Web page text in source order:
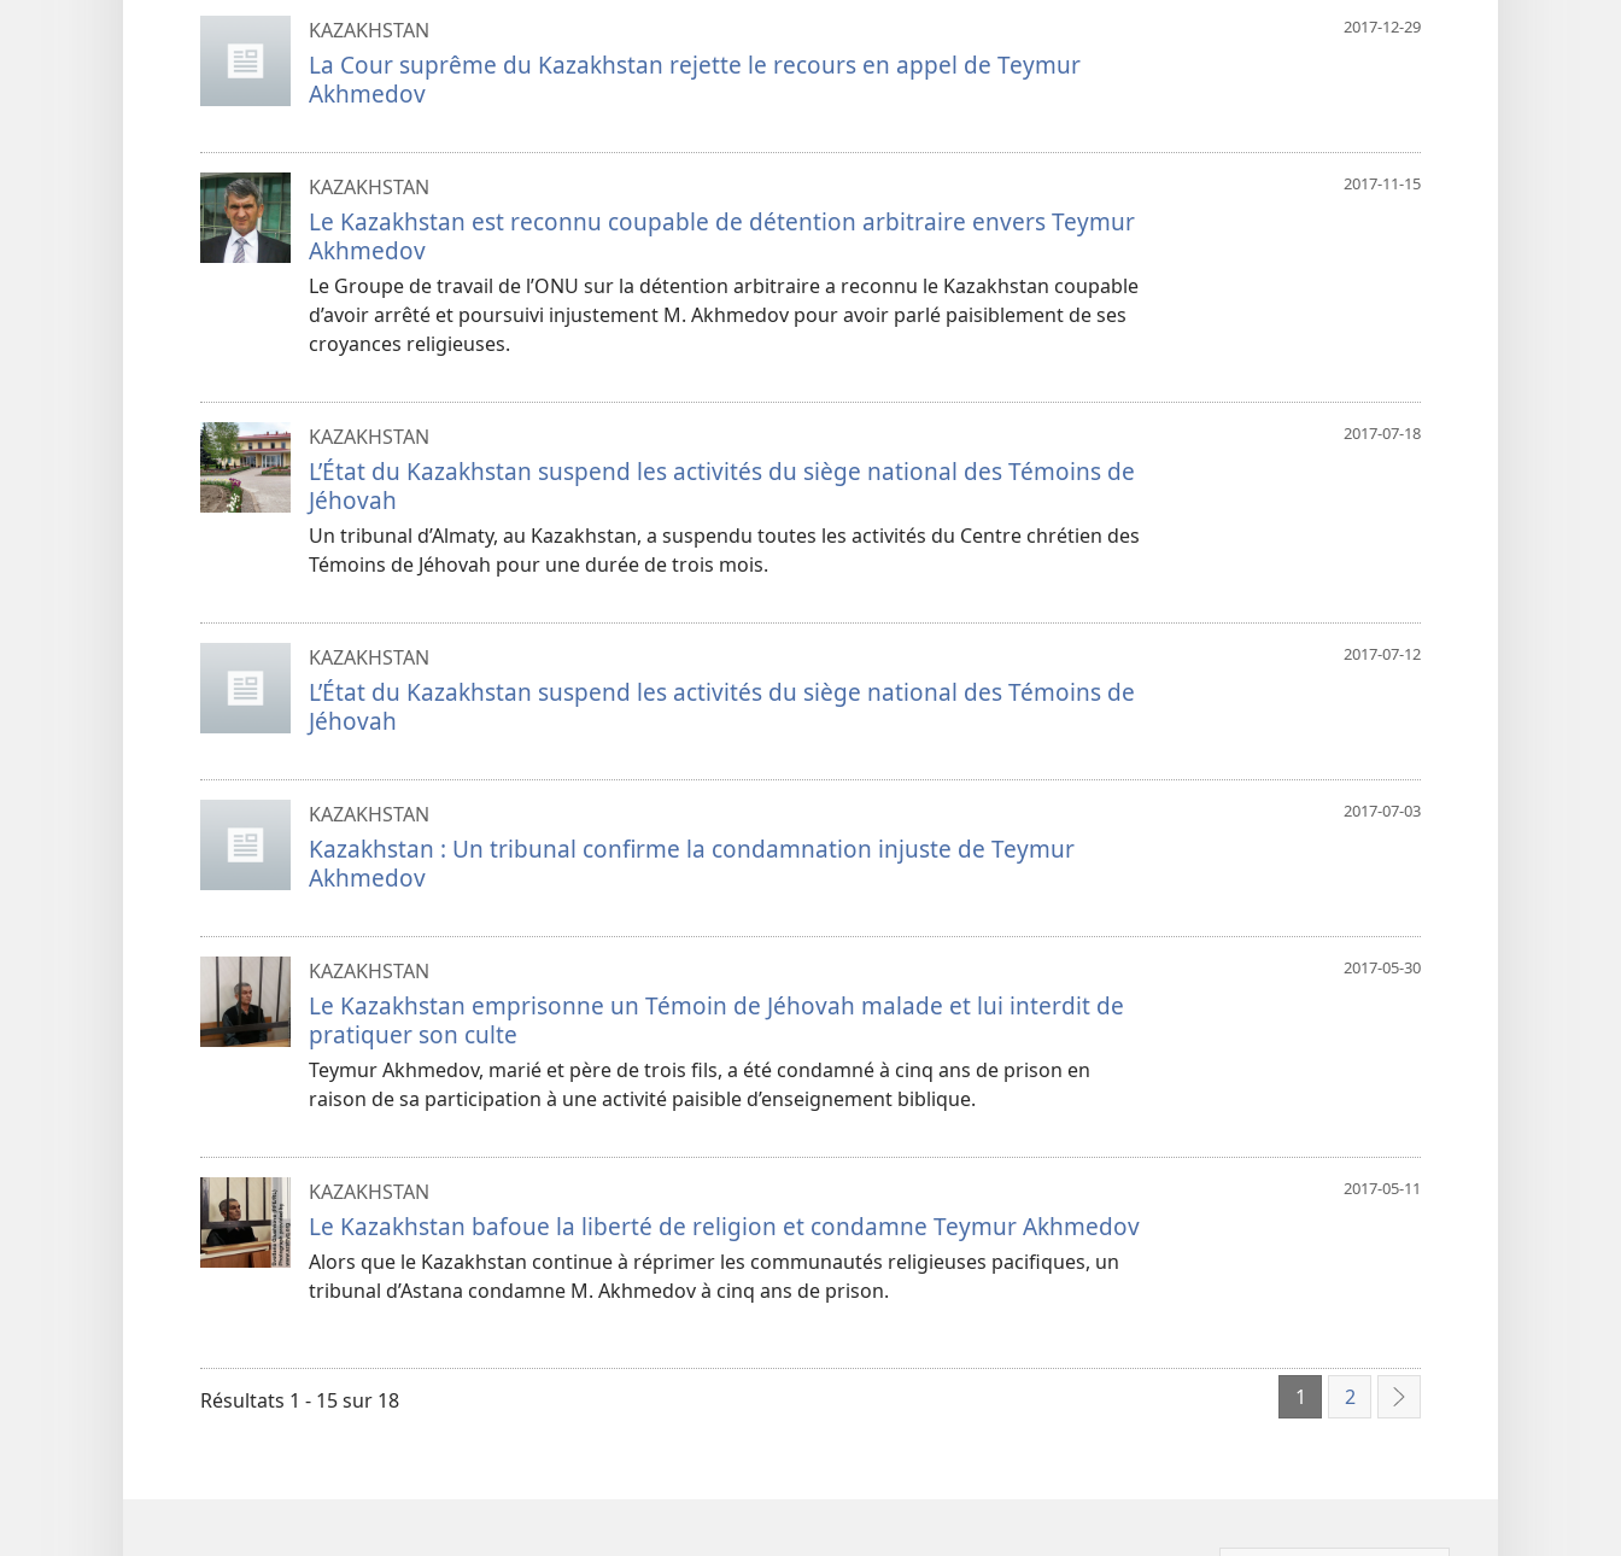
2017-12-29
KAZAKHSTAN
La Cour suprême du Kazakhstan rejette le recours en appel de Teymur
Akhmedov
2017-11-15
KAZAKHSTAN
Le Kazakhstan est reconnu coupable de détention arbitraire envers Teymur
Akhmedov
Le Groupe de travail de l’ONU sur la détention arbitraire a reconnu le Kazakhstan coupable
d’avoir arrêté et poursuivi injustement M. Akhmedov pour avoir parlé paisiblement de ses
croyances religieuses.
2017-07-18
KAZAKHSTAN
L’État du Kazakhstan suspend les activités du siège national des Témoins de
Jéhovah
Un tribunal d’Almaty, au Kazakhstan, a suspendu toutes les activités du Centre chrétien des
Témoins de Jéhovah pour une durée de trois mois.
2017-07-12
KAZAKHSTAN
L’État du Kazakhstan suspend les activités du siège national des Témoins de
Jéhovah
2017-07-03
KAZAKHSTAN
Kazakhstan : Un tribunal confirme la condamnation injuste de Teymur
Akhmedov
2017-05-30
KAZAKHSTAN
Le Kazakhstan emprisonne un Témoin de Jéhovah malade et lui interdit de
pratiquer son culte
Teymur Akhmedov, marié et père de trois fils, a été condamné à cinq ans de prison en
raison de sa participation à une activité paisible d’enseignement biblique.
2017-05-11
KAZAKHSTAN
Le Kazakhstan bafoue la liberté de religion et condamne Teymur Akhmedov
Alors que le Kazakhstan continue à réprimer les communautés religieuses pacifiques, un
tribunal d’Astana condamne M. Akhmedov à cinq ans de prison.
Résultats 1 - 15 sur 18 1 2 Suivant